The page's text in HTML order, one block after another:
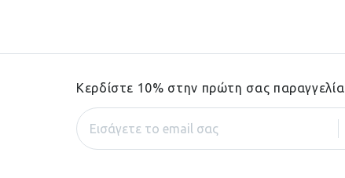
Κερδίστε 10% στην πρώτη σας παραγγελία